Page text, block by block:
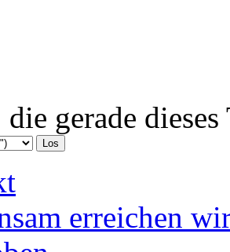
gerade
erreichen